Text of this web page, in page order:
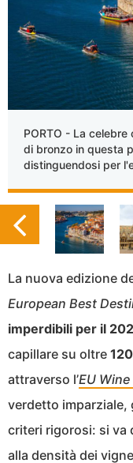
PORTO - La
di bronzo in questa
distinguendosi per
La nuova edizione
European Best
imperdibili per il
capillare su oltre
attraverso l’EU
verdetto
criteri rigorosi: si va
alla densità dei